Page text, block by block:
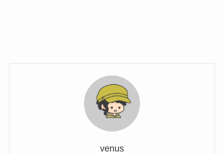
venus